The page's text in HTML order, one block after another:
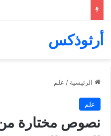
أرثوذكس
الرئيسية / علم
علم
نصوص مختارة من